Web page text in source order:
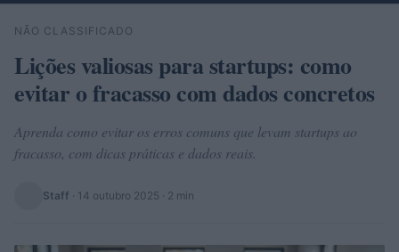
Buscar
NÃO CLASSIFICADO
Lições valiosas para startups: como
evitar o fracasso com dados concretos
Aprenda como evitar os erros comuns que levam startups ao
fracasso, com dicas práticas e dados reais.
Staff · 14 outubro 2025 · 2 min